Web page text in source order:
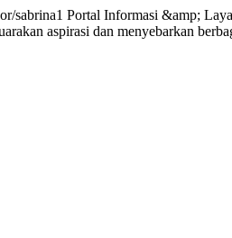
sabrina1 Portal Informasi &amp;
aspirasi dan menyebarkan